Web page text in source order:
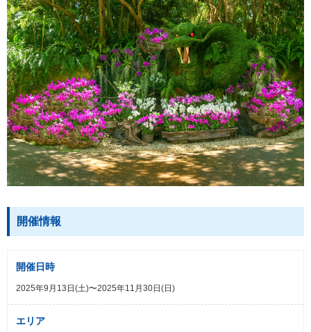
開催情報
開催日時
2025年9月13日(土)〜2025年11月30日(日)
エリア